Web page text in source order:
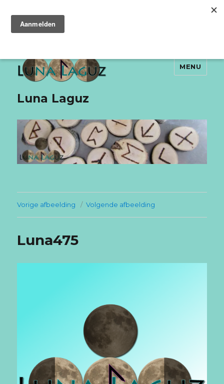
Luna Laguz
MENU
Vorige afbeelding Volgende afbeelding
Luna475